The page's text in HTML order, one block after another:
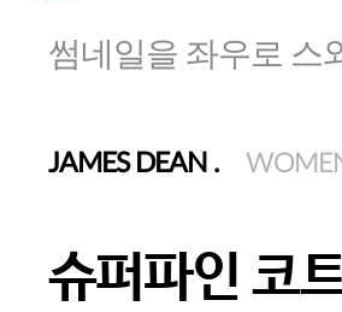
썸네일을 좌우로 스
JAMES DEAN .
슈퍼파인 코